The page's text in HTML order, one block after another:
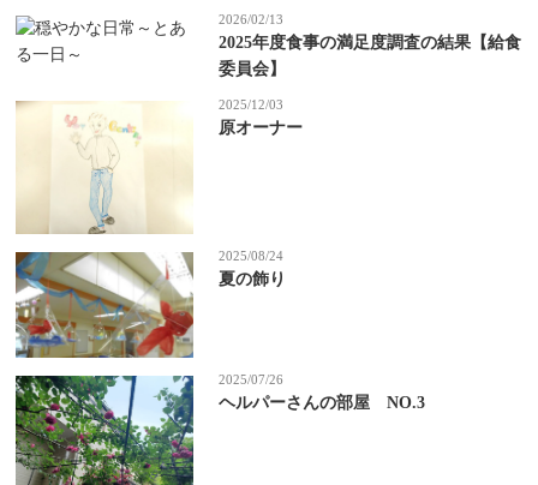
2026/02/13
2025年度食事の満足度調査の結果【給食
委員会】
2025/12/03
原オーナー
2025/08/24
夏の飾り
2025/07/26
ヘルパーさんの部屋 NO.3